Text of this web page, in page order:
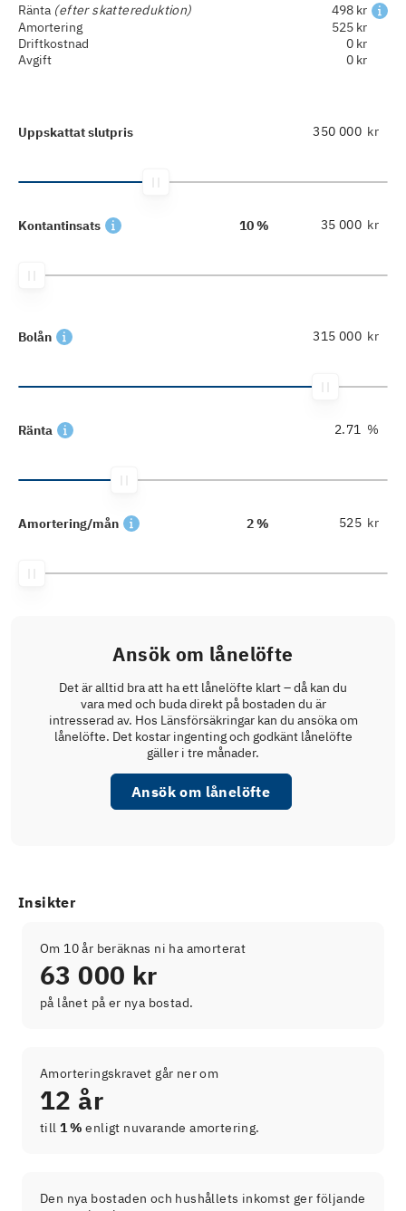
Ränta (efter skattereduktion)
498 kr
Amortering
525 kr
Driftkostnad
0 kr
Avgift
0 kr
Uppskattat slutpris kr
Kontantinsats 10 % kr
Bolån kr
Ränta %
Amortering/mån 2 % kr
Ansök om lånelöfte
Det är alltid bra att ha ett lånelöfte klart – då kan du
vara med och buda direkt på bostaden du är
intresserad av. Hos Länsförsäkringar kan du ansöka om
lånelöfte. Det kostar ingenting och godkänt lånelöfte
gäller i tre månader.
Ansök om lånelöfte
Insikter
Om 10 år beräknas ni ha amorterat
63 000 kr
på lånet på er nya bostad.
Amorteringskravet går ner om
12 år
till 1 % enligt nuvarande amortering.
Den nya bostaden och hushållets inkomst ger följande